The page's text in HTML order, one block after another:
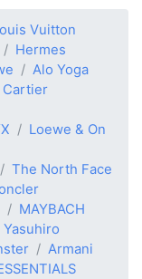
Vuitton
Hermes
Alo Yoga
Cartier
Loewe & On
The North Face
MAYBACH
Armani